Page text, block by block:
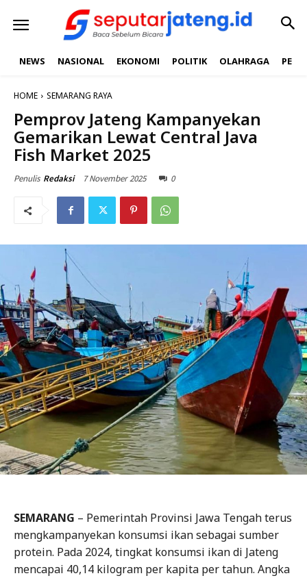
NEWS NASIONAL EKONOMI POLITIK OLAHRAGA
HOME SEMARANG RAYA
Pemprov Jateng Kampanyekan
Gemarikan Lewat Central Java
Fish Market 2025
Penulis Redaksi 7 November 2025 0
SEMARANG – Pemerintah Provinsi Jawa Tengah terus
mengkampanyekan konsumsi ikan sebagai sumber
protein. Pada 2024, tingkat konsumsi ikan di Jateng
mencapai 40,14 kilogram per kapita per tahun. Angka